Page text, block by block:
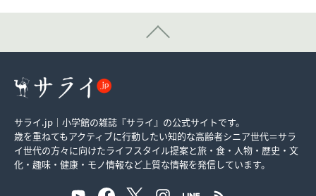
サライ.jp｜小学館の雑誌『サライ』の公式サイトです。
歳を重ねてもアクティブに行動したい知的な高齢者シニア世代＝サラ
イ世代の方々に向けたライフスタイル提案と旅・食・人物・歴史・文
化・趣味・健康・モノ情報など上質な情報を発信しています。